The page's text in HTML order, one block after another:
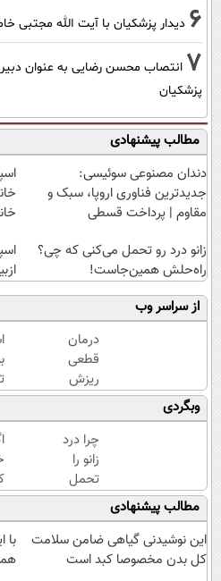
6 دیدار پزشکیان با آیت الله مجتبی
7 انتصاب محسن رضایی به عنوان
پزشکیان
مطالب پیشنهادی
دندان مصنوعی سوئیسی:
جدیدترین فناوری اروپا، سبک و
مقاوم | پرداخت قسطی
زانو درد رو تحمل می‌کنی که چی؟
راه‌حلش همین‌جاست!
از سراسر وب
درمان
قطعی
ریزش
مو با
یک
روش
آلمانی!
،
وبگردی
چرا درد
زانو را
تحمل
می‌کنی؟
خیلی
ساده
درمنزل
مطالب پیشنهادی
این نوشیدنی گیاهی ضامن سلامت
کل بدن مخصوصا کبد است
با